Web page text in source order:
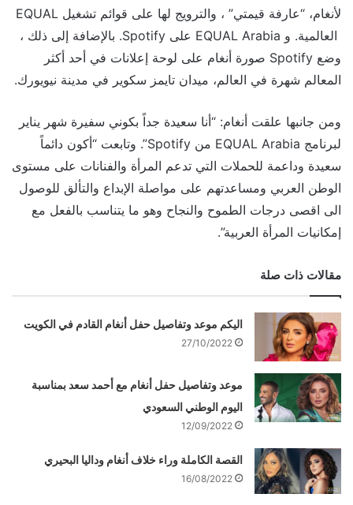
لأنغام، “عارفة قيمتي” ، والترويج لها على قوائم تشغيل EQUAL
العالمية. و EQUAL Arabia على Spotify. بالإضافة إلى ذلك ،
وضع Spotify صورة أنغام على لوحة إعلانات في أحد أكثر
المعالم شهرة في العالم، ميدان تايمز سكوير في مدينة نيويورك.
ومن جانبها علقت أنغام: “أنا سعيدة جداً بكوني سفيرة شهر يناير
لبرنامج EQUAL Arabia من Spotify”. وتابعت “أكون دائماً
سعيدة وداعمة للحملات التي تدعم المرأة والفنانات على مستوى
الوطن العربي ومساعدتهم على مواصلة الإبداع والتألق للوصول
الى اقصى درجات الطموح والنجاح وهو ما يتناسب بالفعل مع
إمكانيات المرأة العربية”.
مقالات ذات صلة
اليكم موعد وتفاصيل حفل أنغام القادم في الكويت
27/10/2022
موعد وتفاصيل حفل أنغام مع أحمد سعد بمناسبة
اليوم الوطني السعودي
12/09/2022
القصة الكاملة وراء خلاف أنغام وداليا البحيري
16/08/2022